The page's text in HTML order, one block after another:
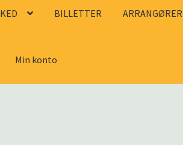
BILLETTER ARRANGØRER
Min konto